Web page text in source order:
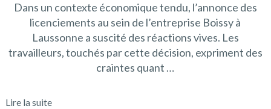
Dans un contexte économique tendu, l’annonce des
licenciements au sein de l’entreprise Boissy à
Laussonne a suscité des réactions vives. Les
travailleurs, touchés par cette décision, expriment des
craintes quant …
Lire la suite